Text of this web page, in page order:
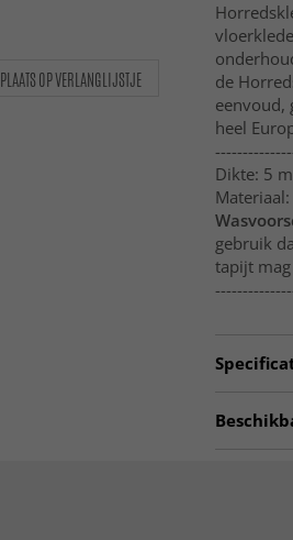
de
eenvoud,
heel
Dikte: 5
gebruik
tapijt
PLAATS OP VERLANGLIJSTJE